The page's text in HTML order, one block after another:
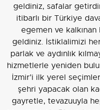
geldiniz, safalar
itibarlı bir Türkiye
egemen ve kalkınan
geldiniz. İstiklalimizi
parlak ve aydınlık
hizmetlerle yeniden
İzmir’i ilk yerel
şehri yapacak olan
gayretle, tevazuuyla